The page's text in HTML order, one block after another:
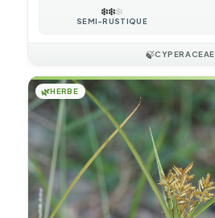
❄️❄️❄️
SEMI-RUSTIQUE
🍃CYPERACEAE
🌿HERBE